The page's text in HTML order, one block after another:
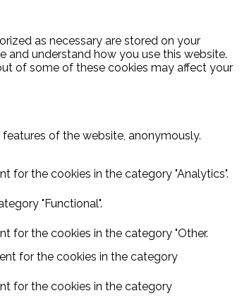
as necessary are stored on your
and understand how you use this website.
of some of these cookies may affect your
of the website, anonymously.
for the cookies in the category "Analytics".
"Functional".
for the cookies in the category "Other.
for the cookies in the category
for the cookies in the category